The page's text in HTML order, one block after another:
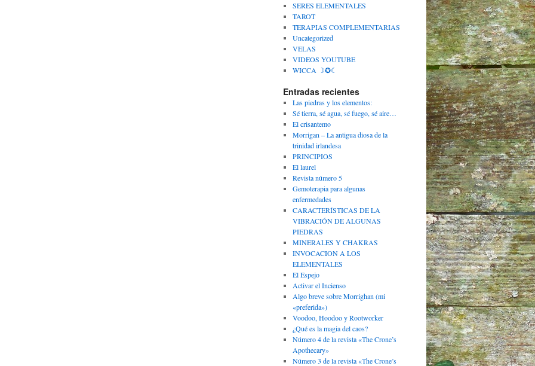
SERES ELEMENTALES
TAROT
TERAPIAS COMPLEMENTARIAS
Uncategorized
VELAS
VIDEOS YOUTUBE
WICCA ☽✪☾
Entradas recientes
Las piedras y los elementos:
Sé tierra, sé agua, sé fuego, sé aire…
El crisantemo
Morrigan – La antigua diosa de la
trinidad irlandesa
PRINCIPIOS
El laurel
Revista número 5
Gemoterapia para algunas
enfermedades
CARACTERÍSTICAS DE LA
VIBRACIÓN DE ALGUNAS
PIEDRAS
MINERALES Y CHAKRAS
INVOCACION A LOS
ELEMENTALES
El Espejo
Activar el Incienso
Algo breve sobre Morrighan (mi
«preferida»)
Voodoo, Hoodoo y Rootworker
¿Qué es la magia del caos?
Número 4 de la revista «The Crone’s
Apothecary»
Número 3 de la revista «The Crone’s